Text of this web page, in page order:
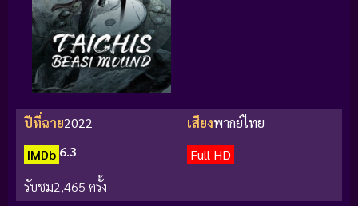
ปีที่ฉาย2022 เสียงพากย์ไทย
IMDb 6.3
Full HD
รับชม2,465 ครั้ง